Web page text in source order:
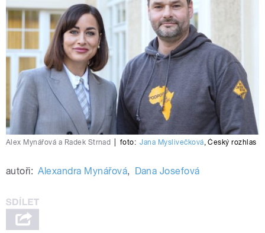
Alex Mynářová a Radek Strnad foto: Jana Myslivečková,Český rozhlas
autoři: Alexandra Mynářová, Dana Josefová